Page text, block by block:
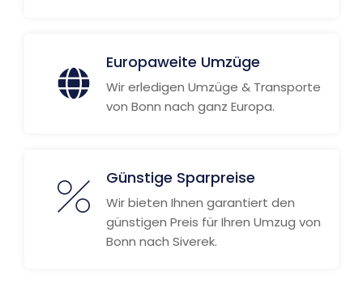
Europaweite Umzüge
Wir erledigen Umzüge & Transporte
von Bonn nach ganz Europa.
Günstige Sparpreise
Wir bieten Ihnen garantiert den
günstigen Preis für Ihren Umzug von
Bonn nach Siverek.